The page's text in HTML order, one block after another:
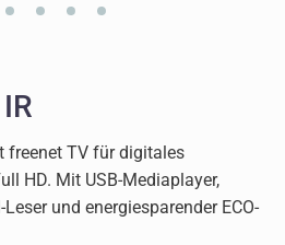
freenet TV für digitales
HD. Mit USB-Mediaplayer,
und energiesparender ECO-